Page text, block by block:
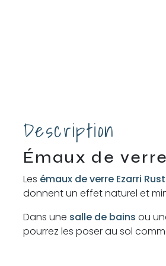
Description
Émaux de
Les émaux de verre Ezarri
donnent un effet naturel et
Dans une salle de bains ou
pourrez les poser au sol